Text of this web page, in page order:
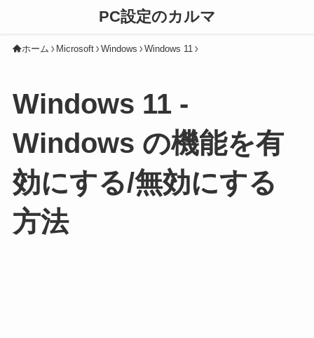
PC設定のカルマ
ホーム Microsoft Windows Windows 11
Windows 11 -
Windows の機能を有
効にする/無効にする
方法